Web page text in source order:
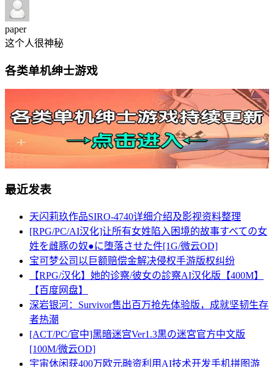
paper
这个人很神秘
各类单机绅士游戏
最近发表
天闪莉玖作品SIRO-4740详细介绍及影视资料整理
[RPG/PC/AI汉化]让所有女姓陷入困境的故事すべての女
姓を雌豚の奴●に堕落させた件[1G/微云OD]
宝可梦公司以巨额赔偿金解决侵权手游版权纠纷
【RPG/汉化】她的诊察/彼女の診察AI汉化版【400M】
【百度网盘】
深岩银河：Survivor售出百万抢先体验版，成就坚韧生存
者热潮
[ACT/PC/官中]黑暗迷宫Ver1.3黒の迷宮官方中文版
[100M/微云OD]
宇宙休闲获400万欧元融资利用AI技术开发手机拼图游